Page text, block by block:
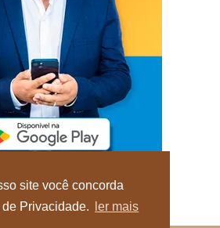
site você concorda
Privacidade.
ler mais